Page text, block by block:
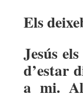
Els
Jesús
d’estar
a mi.